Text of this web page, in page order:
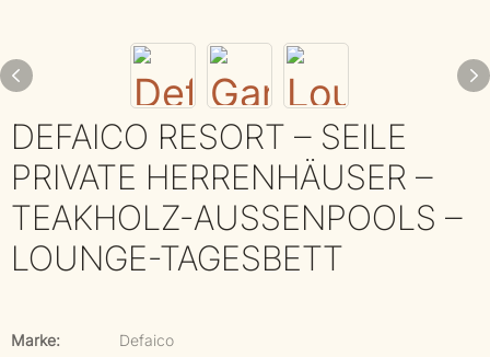
DEFAICO RESORT – SEILE
PRIVATE HERRENHÄUSER –
TEAKHOLZ-AUSSENPOOLS – L
OUNGE-TAGESBETT
Marke:
Defaico